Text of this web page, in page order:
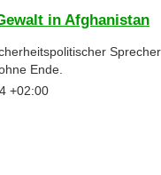
in Afghanistan
Ende.
+02:00